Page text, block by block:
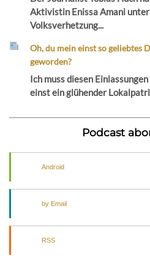
Aktivistin Enissa Amani
Volksverhetzung...
Oh, du mein einst so geliebtes
geworden?
Ich muss diesen
einst ein glühender
Podcast
Android
by Email
RSS